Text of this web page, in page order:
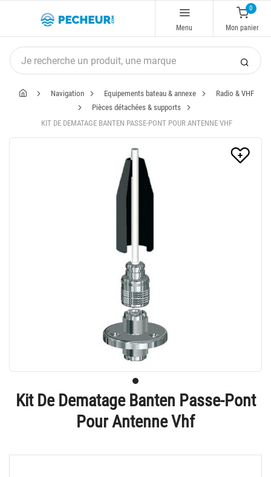
Menu
0
Mon panier
Navigation Equipements bateau & annexe
Radio & VHF
Pièces détachées & supports
KIT DE DEMATAGE BANTEN PASSE-PONT POUR ANTENNE VHF
Kit De Dematage Banten Passe-Pont
Pour Antenne Vhf